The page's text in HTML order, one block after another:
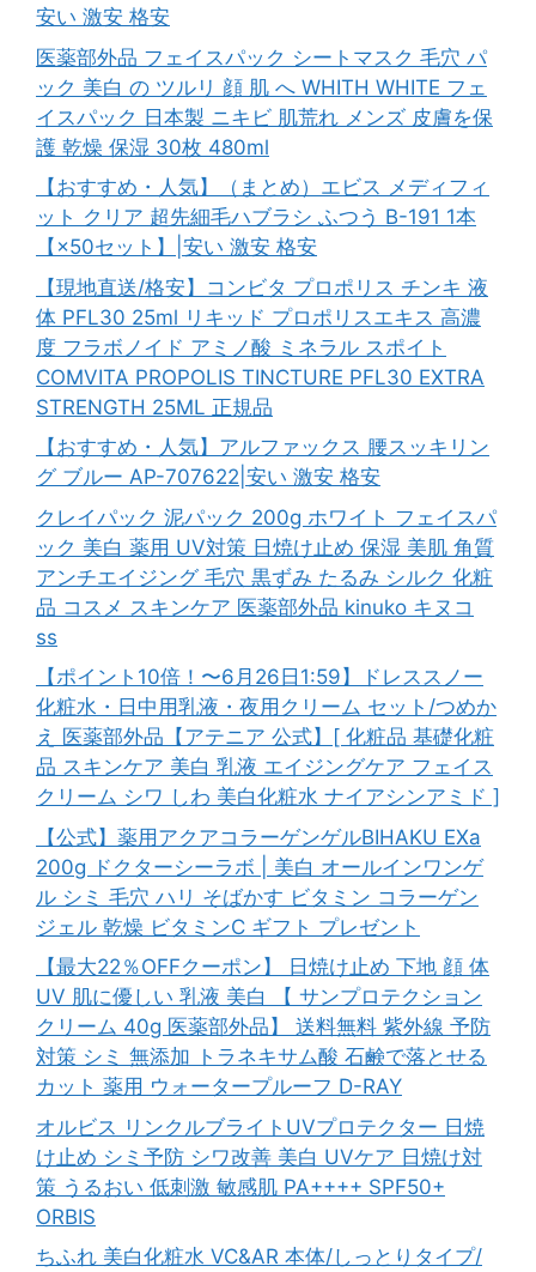
安い 激安 格安
医薬部外品 フェイスパック シートマスク 毛穴 パ
ック 美白 の ツルリ 顔 肌 へ WHITH WHITE フェ
イスパック 日本製 ニキビ 肌荒れ メンズ 皮膚を保
護 乾燥 保湿 30枚 480ml
【おすすめ・人気】（まとめ）エビス メディフィ
ット クリア 超先細毛ハブラシ ふつう B-191 1本
【×50セット】|安い 激安 格安
【現地直送/格安】コンビタ プロポリス チンキ 液
体 PFL30 25ml リキッド プロポリスエキス 高濃
度 フラボノイド アミノ酸 ミネラル スポイト
COMVITA PROPOLIS TINCTURE PFL30 EXTRA
STRENGTH 25ML 正規品
【おすすめ・人気】アルファックス 腰スッキリン
グ ブルー AP-707622|安い 激安 格安
クレイパック 泥パック 200g ホワイト フェイスパ
ック 美白 薬用 UV対策 日焼け止め 保湿 美肌 角質
アンチエイジング 毛穴 黒ずみ たるみ シルク 化粧
品 コスメ スキンケア 医薬部外品 kinuko キヌコ
ss
【ポイント10倍！〜6月26日1:59】ドレススノー
化粧水・日中用乳液・夜用クリーム セット/つめか
え 医薬部外品【アテニア 公式】[ 化粧品 基礎化粧
品 スキンケア 美白 乳液 エイジングケア フェイス
クリーム シワ しわ 美白化粧水 ナイアシンアミド ]
【公式】薬用アクアコラーゲンゲルBIHAKU EXa
200g ドクターシーラボ | 美白 オールインワンゲ
ル シミ 毛穴 ハリ そばかす ビタミン コラーゲン
ジェル 乾燥 ビタミンC ギフト プレゼント
【最大22％OFFクーポン】 日焼け止め 下地 顔 体
UV 肌に優しい 乳液 美白 【 サンプロテクション
クリーム 40g 医薬部外品】 送料無料 紫外線 予防
対策 シミ 無添加 トラネキサム酸 石鹸で落とせる
カット 薬用 ウォータープルーフ D-RAY
オルビス リンクルブライトUVプロテクター 日焼
け止め シミ予防 シワ改善 美白 UVケア 日焼け対
策 うるおい 低刺激 敏感肌 PA++++ SPF50+
ORBIS
ちふれ 美白化粧水 VC&AR 本体/しっとりタイプ/